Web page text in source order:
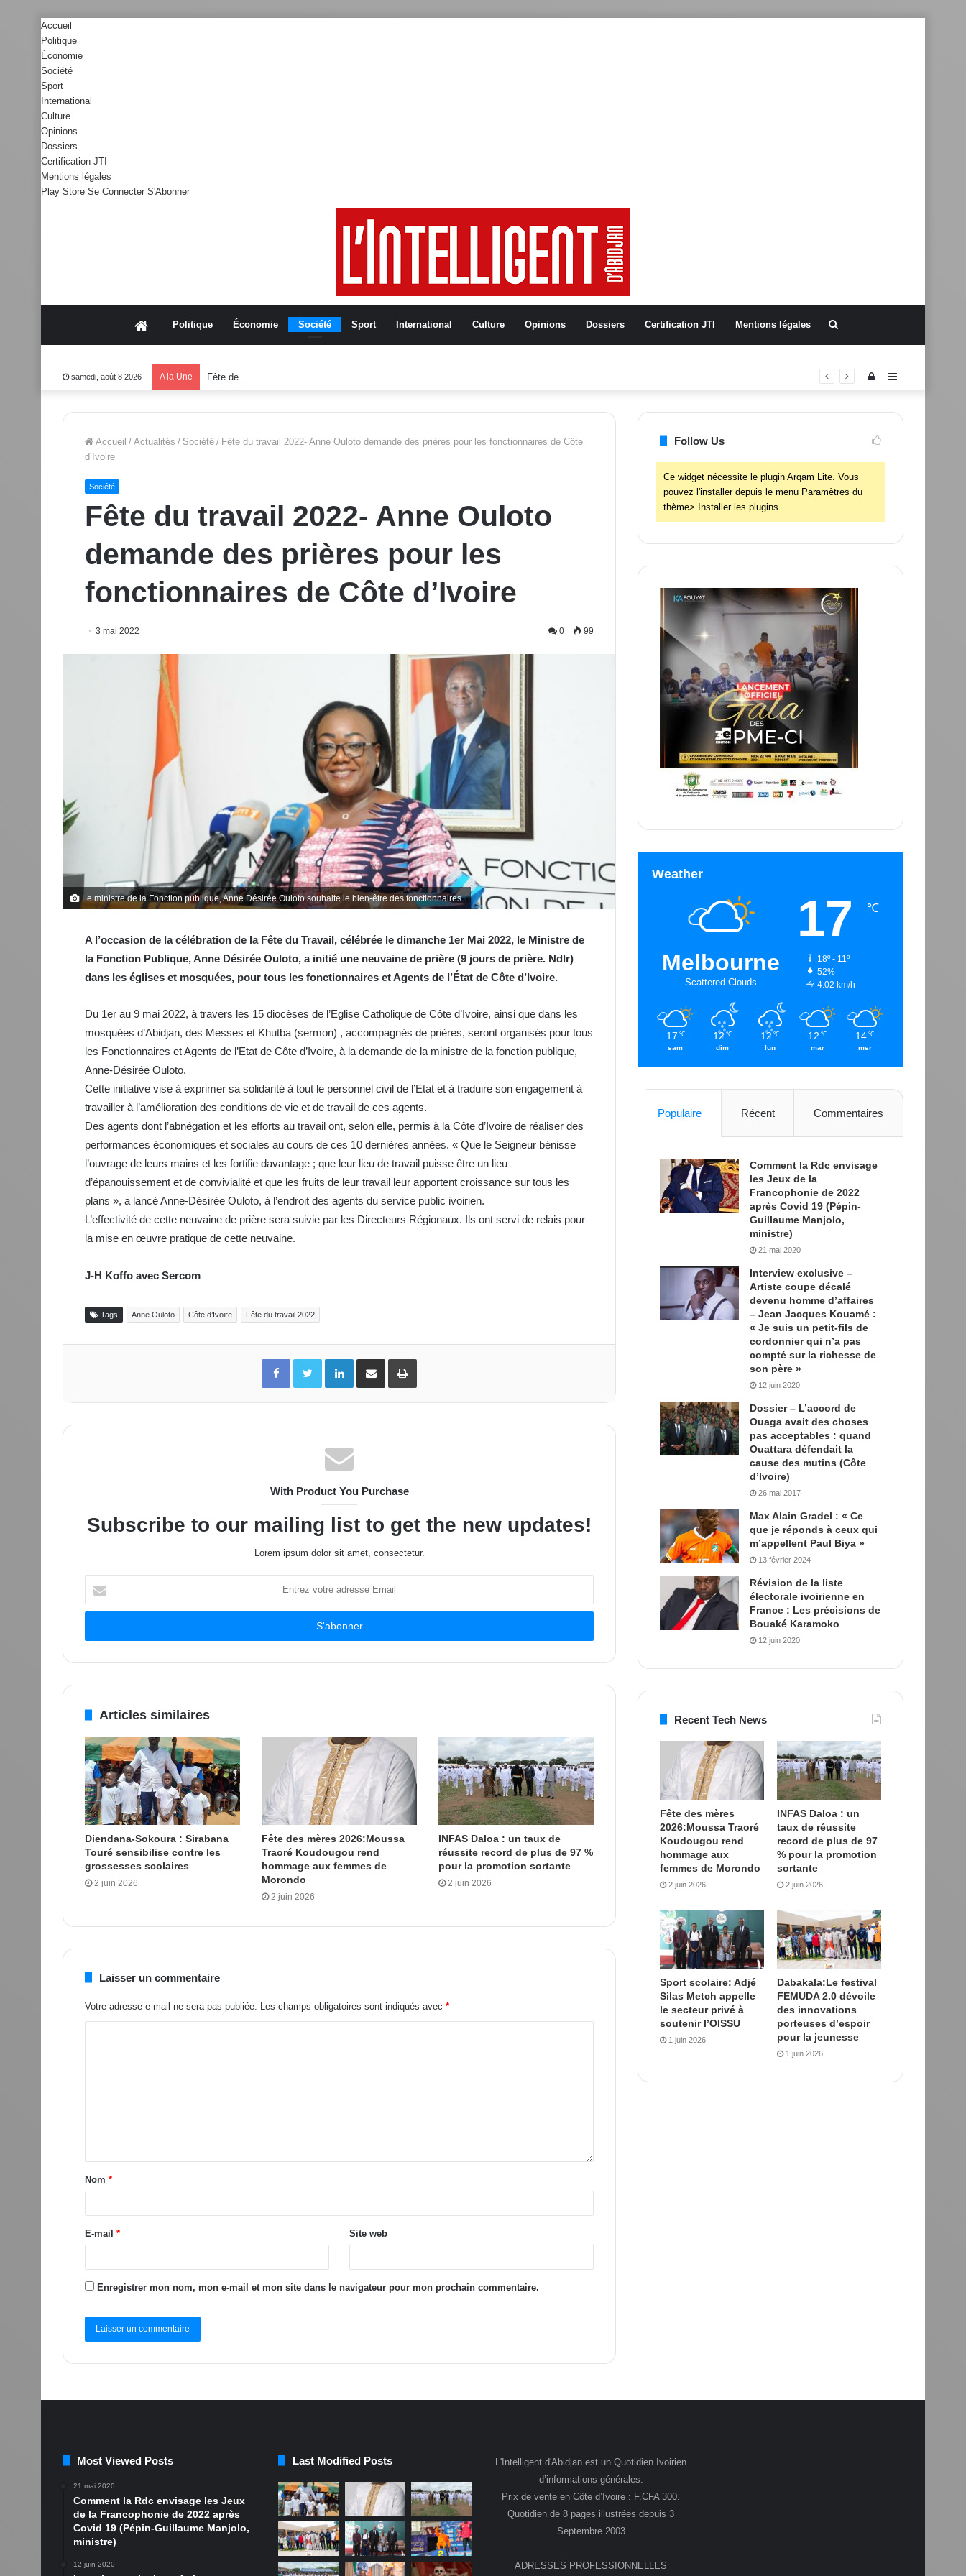
Accueil
Politique
Économie
Société
Sport
International
Culture
Opinions
Dossiers
Certification JTI
Mentions légales
Play Store Se Connecter S'Abonner
AccueilPolitique Économie Société Sport International Culture Opinions Dossiers Certification JTI Mentions légales
samedi, août 8 2026 A la Une Fête des mères 2026:Moussa Traoré Koudougou rend hommage aux femmes de Morondo Sidebar
Connexion
Accueil / Actualités / Société / Fête du travail 2022- Anne Ouloto demande des prières pour les fonctionnaires de Côte
d’Ivoire
Société
Fête du travail 2022- Anne Ouloto
demande des prières pour les
fonctionnaires de Côte d’Ivoire
3 mai 2022 0 99
Le ministre de la Fonction publique, Anne Désirée Ouloto souhaite le bien-être des fonctionnaires.
A l’occasion de la célébration de la Fête du Travail, célébrée le dimanche 1er Mai 2022, le Ministre de
la Fonction Publique, Anne Désirée Ouloto, a initié une neuvaine de prière (9 jours de prière. Ndlr)
dans les églises et mosquées, pour tous les fonctionnaires et Agents de l’État de Côte d’Ivoire.
Du 1er au 9 mai 2022, à travers les 15 diocèses de l’Eglise Catholique de Côte d’Ivoire, ainsi que dans les
mosquées d’Abidjan, des Messes et Khutba (sermon) , accompagnés de prières, seront organisés pour tous
les Fonctionnaires et Agents de l’Etat de Côte d’Ivoire, à la demande de la ministre de la fonction publique,
Anne-Désirée Ouloto.
Cette initiative vise à exprimer sa solidarité à tout le personnel civil de l’Etat et à traduire son engagement à
travailler à l’amélioration des conditions de vie et de travail de ces agents.
Des agents dont l’abnégation et les efforts au travail ont, selon elle, permis à la Côte d’Ivoire de réaliser des
performances économiques et sociales au cours de ces 10 dernières années. « Que le Seigneur bénisse
l’ouvrage de leurs mains et les fortifie davantage ; que leur lieu de travail puisse être un lieu
d’épanouissement et de convivialité et que les fruits de leur travail leur apportent croissance sur tous les
plans », a lancé Anne-Désirée Ouloto, à l’endroit des agents du service public ivoirien.
L’effectivité de cette neuvaine de prière sera suivie par les Directeurs Régionaux. Ils ont servi de relais pour
la mise en œuvre pratique de cette neuvaine.
J-H Koffo avec Sercom
Tags Anne Ouloto Côte d’Ivoire Fête du travail 2022
FacebookTwitter LinkedinPartager par email Imprimer
With Product You Purchase
Subscribe to our mailing list to get the new updates!
Lorem ipsum dolor sit amet, consectetur.
votre
adresse
Articles similaires
Diendana-Sokoura : Sirabana
Touré sensibilise contre les
grossesses scolaires
2 juin 2026
Fête des mères 2026:Moussa
Traoré Koudougou rend
hommage aux femmes de
Morondo
2 juin 2026
INFAS Daloa : un taux de
réussite record de plus de 97 %
pour la promotion sortante
2 juin 2026
Laisser un commentaire
Votre adresse e-mail ne sera pas publiée. Les champs obligatoires sont indiqués avec *
Nom *
E-mail * Site web
Enregistrer mon nom, mon e-mail et mon site dans le navigateur pour mon prochain commentaire.
Follow Us
Ce widget nécessite le plugin Arqam Lite. Vous
pouvez l'installer depuis le menu Paramètres du
thème> Installer les plugins.
Weather
Melbourne
Scattered Clouds
17 ℃
18º - 11º
52%
4.02 km/h
17 ℃
sam
12 ℃
dim
12 ℃
lun
12 ℃
mar
14 ℃
mer
Populaire Récent Commentaires
Comment la Rdc envisage
les Jeux de la
Francophonie de 2022
après Covid 19 (Pépin-
Guillaume Manjolo,
ministre)
21 mai 2020
Interview exclusive –
Artiste coupe décalé
devenu homme d’affaires
– Jean Jacques Kouamé :
« Je suis un petit-fils de
cordonnier qui n’a pas
compté sur la richesse de
son père »
12 juin 2020
Dossier – L’accord de
Ouaga avait des choses
pas acceptables : quand
Ouattara défendait la
cause des mutins (Côte
d’Ivoire)
26 mai 2017
Max Alain Gradel : « Ce
que je réponds à ceux qui
m’appellent Paul Biya »
13 février 2024
Révision de la liste
électorale ivoirienne en
France : Les précisions de
Bouaké Karamoko
12 juin 2020
Recent Tech News
Fête des mères
2026:Moussa Traoré
Koudougou rend
hommage aux
femmes de Morondo
2 juin 2026
INFAS Daloa : un
taux de réussite
record de plus de 97
% pour la promotion
sortante
2 juin 2026
Sport scolaire: Adjé
Silas Metch appelle
le secteur privé à
soutenir l’OISSU
1 juin 2026
Dabakala:Le festival
FEMUDA 2.0 dévoile
des innovations
porteuses d’espoir
pour la jeunesse
1 juin 2026
Most Viewed Posts
21 mai 2020
Comment la Rdc envisage les Jeux
de la Francophonie de 2022 après
Covid 19 (Pépin-Guillaume Manjolo,
ministre)
12 juin 2020
Last Modified Posts
L'Intelligent d'Abidjan est un Quotidien Ivoirien
d’informations générales.
Prix de vente en Côte d’Ivoire : F.CFA 300.
Quotidien de 8 pages illustrées depuis 3
Septembre 2003
ADRESSES PROFESSIONNELLES